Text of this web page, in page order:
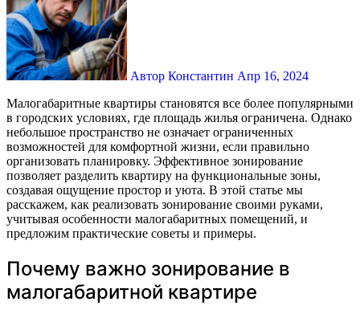
Автор Константин Апр 16, 2024
Малогабаритные квартиры становятся все более популярными
в городских условиях, где площадь жилья ограничена. Однако
небольшое пространство не означает ограниченных
возможностей для комфортной жизни, если правильно
организовать планировку. Эффективное зонирование
позволяет разделить квартиру на функциональные зоны,
создавая ощущение простор и уюта. В этой статье мы
расскажем, как реализовать зонирование своими руками,
учитывая особенности малогабаритных помещений, и
предложим практические советы и примеры.
Почему важно зонирование в
малогабаритной квартире